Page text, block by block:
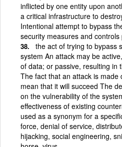
inflicted by one entity upon
a critical infrastructure to
Intentional attempt to bypass
security measures and
the act of trying to bypass
system An attack may be
of data; or passive, resulting in
The fact that an attack is made
mean that it will succeed The
on the vulnerability of the
effectiveness of existing
used as a synonym for a
force, denial of service,
hijacking, social engineering,